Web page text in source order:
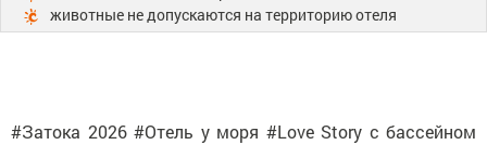
животные не допускаются на территорию отеля
#Затока 2026 #Отель у моря #Love Story с бассейном